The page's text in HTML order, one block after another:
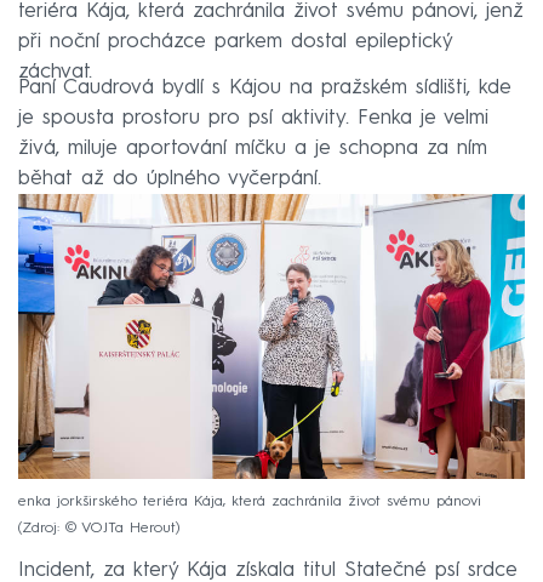
teriéra Kája, která zachránila život svému pánovi, jenž
při noční procházce parkem dostal epileptický
záchvat.
Paní Caudrová bydlí s Kájou na pražském sídlišti, kde
je spousta prostoru pro psí aktivity. Fenka je velmi
živá, miluje aportování míčku a je schopna za ním
běhat až do úplného vyčerpání.
enka jorkširského teriéra Kája, která zachránila život svému pánovi
Zdroj: © VOJTa Herout
Incident, za který Kája získala titul Statečné psí srdce